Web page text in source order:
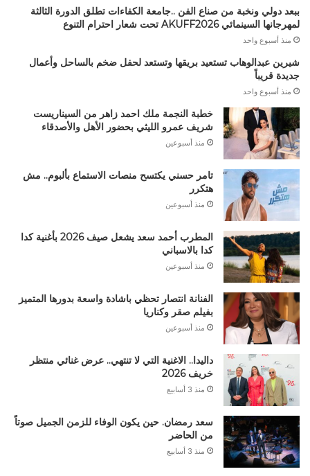
ببعد دولي ونخبة من صناع الفن ..جامعة الكفاءات تطلق الدورة الثالثة
لمهرجانها السينمائي AKUFF2026 تحت شعار احترام التنوع
منذ أسبوع واحد
شيرين عبدالوهاب تستعيد بريقها وتستعد لحفل ضخم بالساحل وأعمال
جديدة قريباً
منذ أسبوع واحد
خطبة النجمة ملك احمد زاهر من السيناريست
شريف عمرو الليثي بحضور الأهل والأصدقاء
منذ أسبوعين
تامر حسني يكتسح منصات الاستماع بألبوم.. مش
هتكرر
منذ أسبوعين
المطرب أحمد سعد يشعل صيف 2026 بأغنية كدا
كدا بالاسباني
منذ أسبوعين
الفنانة انتصار تحظي باشادة واسعة بدورها المتميز
بفيلم صقر وكناريا
منذ أسبوعين
داليدا.. الاغنية التي لا تنتهي.. عرض غنائي منتظر
خريف 2026
منذ 3 أسابيع
سعد رمضان. حين يكون الوفاء للزمن الجميل صوتاً
من الحاضر
منذ 3 أسابيع